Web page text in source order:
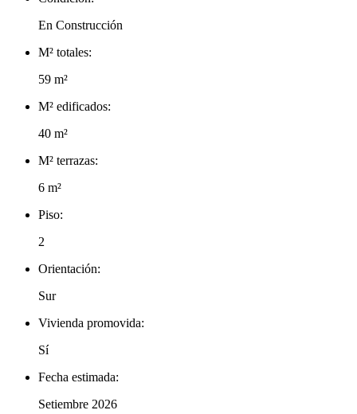
En Construcción
M² totales:
59 m²
M² edificados:
40 m²
M² terrazas:
6 m²
Piso:
2
Orientación:
Sur
Vivienda promovida:
Sí
Fecha estimada:
Setiembre 2026